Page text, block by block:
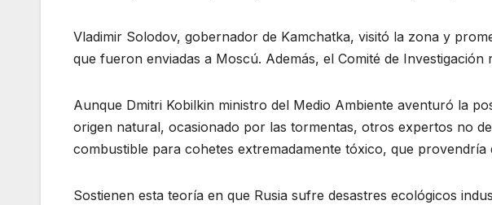
Vladimir Solodov, gobernador de Kamchatka, visitó la zona y
que fueron enviadas a Moscú. Además, el Comité de
Aunque Dmitri Kobilkin ministro del Medio Ambiente aventuró la
origen natural, ocasionado por las tormentas, otros expertos no
combustible para cohetes extremadamente tóxico, que provendría
Sostienen esta teoría en que Rusia sufre desastres ecológicos